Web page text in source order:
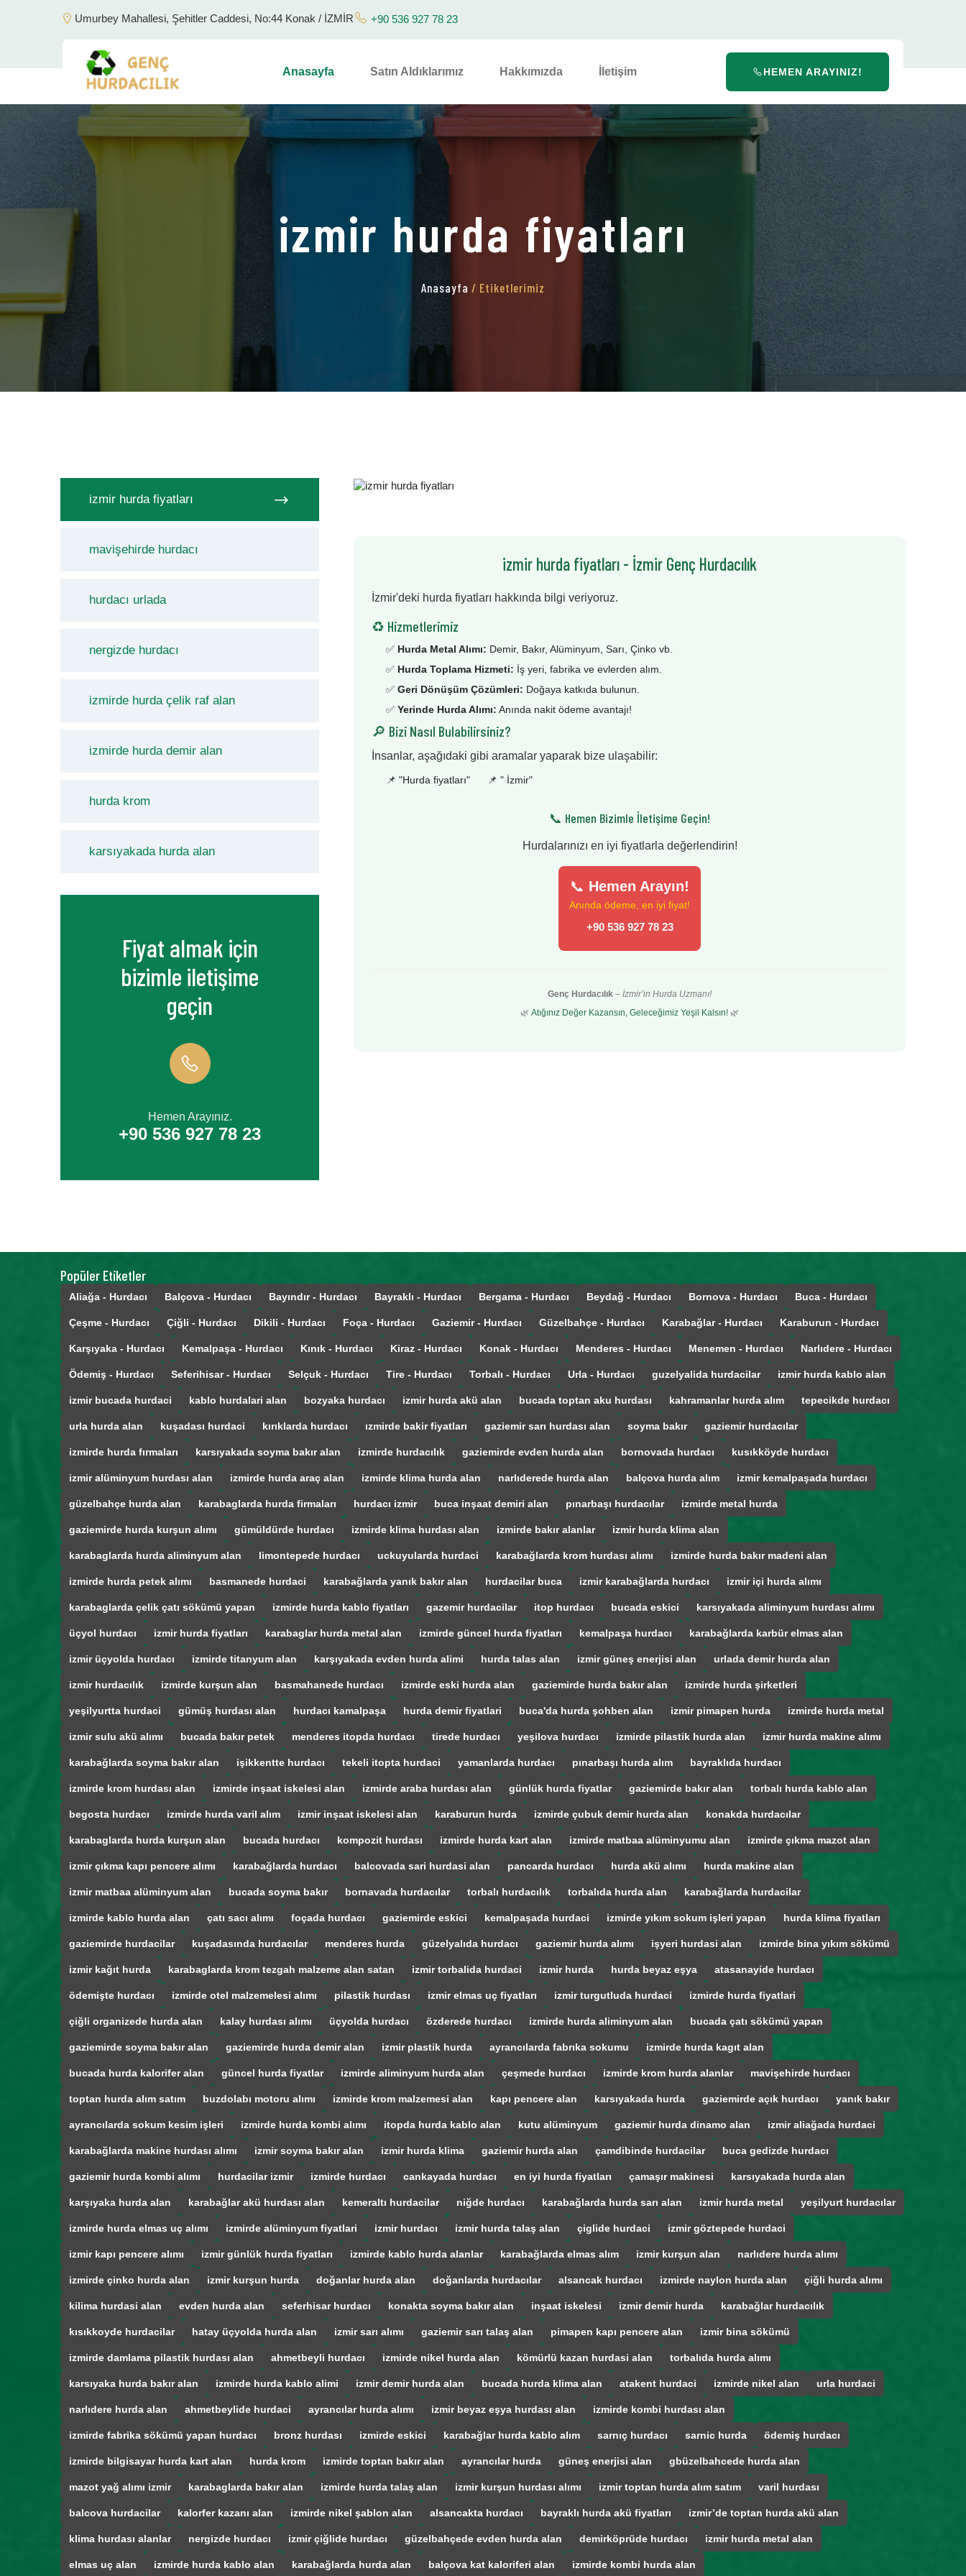
Umurbey Mahallesi, Şehitler Caddesi, No:44 Konak / İZMİR +90 536 927 78 23
Anasayfa Satın Aldıklarımız Hakkımızda İletişim HEMEN ARAYINIZ!
izmir hurda fiyatları
Anasayfa / Etiketlerimiz
izmir hurda fiyatları
mavişehirde hurdacı
hurdacı urlada
nergizde hurdacı
izmirde hurda çelik raf alan
izmirde hurda demir alan
hurda krom
karsıyakada hurda alan
Fiyat almak için
bizimle iletişime
geçin
Hemen Arayınız.
+90 536 927 78 23
izmir hurda fiyatları - İzmir Genç Hurdacılık
İzmir'deki hurda fiyatları hakkında bilgi veriyoruz.
♻️ Hizmetlerimiz
✅ Hurda Metal Alımı: Demir, Bakır, Alüminyum, Sarı, Çinko vb.
✅ Hurda Toplama Hizmeti: İş yeri, fabrika ve evlerden alım.
✅ Geri Dönüşüm Çözümleri: Doğaya katkıda bulunun.
✅ Yerinde Hurda Alımı: Anında nakit ödeme avantajı!
🔎 Bizi Nasıl Bulabilirsiniz?
İnsanlar, aşağıdaki gibi aramalar yaparak bize ulaşabilir:
📌 "Hurda fiyatları" 📌 " İzmir"
📞 Hemen Bizimle İletişime Geçin!
Hurdalarınızı en iyi fiyatlarla değerlendirin!
📞 Hemen Arayın!
Anında ödeme, en iyi fiyat!
+90 536 927 78 23
Genç Hurdacılık – İzmir’in Hurda Uzmanı!
🌿 Atığınız Değer Kazansın, Geleceğimiz Yeşil Kalsın! 🌿
Popüler Etiketler
Aliağa - Hurdacı Balçova - Hurdacı Bayındır - Hurdacı Bayraklı - Hurdacı Bergama - Hurdacı Beydağ - Hurdacı Bornova - Hurdacı Buca - Hurdacı
Çeşme - Hurdacı Çiğli - Hurdacı Dikili - Hurdacı Foça - Hurdacı Gaziemir - Hurdacı Güzelbahçe - Hurdacı Karabağlar - Hurdacı Karaburun - Hurdacı
Karşıyaka - Hurdacı Kemalpaşa - Hurdacı Kınık - Hurdacı Kiraz - Hurdacı Konak - Hurdacı Menderes - Hurdacı Menemen - Hurdacı Narlıdere - Hurdacı
Ödemiş - Hurdacı Seferihisar - Hurdacı Selçuk - Hurdacı Tire - Hurdacı Torbalı - Hurdacı Urla - Hurdacı guzelyalida hurdacilar izmir hurda kablo alan
izmir bucada hurdaci kablo hurdalari alan bozyaka hurdacı izmir hurda akü alan bucada toptan aku hurdası kahramanlar hurda alım tepecikde hurdacı
urla hurda alan kuşadası hurdaci kırıklarda hurdacı ızmirde bakir fiyatları gaziemir sarı hurdası alan soyma bakır gaziemir hurdacılar
izmirde hurda fırmaları karsıyakada soyma bakır alan izmirde hurdacılık gaziemirde evden hurda alan bornovada hurdacı kusıkköyde hurdacı
izmir alüminyum hurdası alan izmirde hurda araç alan izmirde klima hurda alan narlıderede hurda alan balçova hurda alım izmir kemalpaşada hurdacı
güzelbahçe hurda alan karabaglarda hurda firmaları hurdacı izmir buca inşaat demiri alan pınarbaşı hurdacılar izmirde metal hurda
gaziemirde hurda kurşun alımı gümüldürde hurdacı izmirde klima hurdası alan izmirde bakır alanlar izmir hurda klima alan
karabaglarda hurda aliminyum alan limontepede hurdacı uckuyularda hurdaci karabağlarda krom hurdası alımı izmirde hurda bakır madeni alan
izmirde hurda petek alımı basmanede hurdaci karabağlarda yanık bakır alan hurdacilar buca izmir karabağlarda hurdacı izmir içi hurda alımı
karabaglarda çelik çatı sökümü yapan izmirde hurda kablo fiyatları gazemir hurdacilar itop hurdacı bucada eskici karsıyakada aliminyum hurdası alımı
üçyol hurdacı izmir hurda fiyatları karabaglar hurda metal alan izmirde güncel hurda fiyatları kemalpaşa hurdacı karabağlarda karbür elmas alan
izmir üçyolda hurdacı izmirde titanyum alan karşıyakada evden hurda alimi hurda talas alan izmir güneş enerjisi alan urlada demir hurda alan
izmir hurdacılık izmirde kurşun alan basmahanede hurdacı izmirde eski hurda alan gaziemirde hurda bakır alan izmirde hurda şirketleri
yeşilyurtta hurdaci gümüş hurdası alan hurdacı kamalpaşa hurda demir fiyatlari buca'da hurda şohben alan izmir pimapen hurda izmirde hurda metal
izmir sulu akü alımı bucada bakır petek menderes itopda hurdacı tirede hurdacı yeşilova hurdacı izmirde pilastik hurda alan izmir hurda makine alımı
karabağlarda soyma bakır alan işikkentte hurdacı tekeli itopta hurdaci yamanlarda hurdacı pınarbaşı hurda alım bayraklıda hurdacı
izmirde krom hurdası alan izmirde inşaat iskelesi alan izmirde araba hurdası alan günlük hurda fiyatlar gaziemirde bakır alan torbalı hurda kablo alan
begosta hurdacı izmirde hurda varil alım izmir inşaat iskelesi alan karaburun hurda izmirde çubuk demir hurda alan konakda hurdacılar
karabaglarda hurda kurşun alan bucada hurdacı kompozit hurdası izmirde hurda kart alan izmirde matbaa alüminyumu alan izmirde çıkma mazot alan
izmir çıkma kapı pencere alımı karabağlarda hurdacı balcovada sari hurdasi alan pancarda hurdacı hurda akü alımı hurda makine alan
izmir matbaa alüminyum alan bucada soyma bakır bornavada hurdacılar torbalı hurdacılık torbalıda hurda alan karabağlarda hurdacilar
izmirde kablo hurda alan çatı sacı alımı foçada hurdacı gaziemirde eskici kemalpaşada hurdaci izmirde yıkım sokum işleri yapan hurda klima fiyatları
gaziemirde hurdacilar kuşadasında hurdacılar menderes hurda güzelyalıda hurdacı gaziemir hurda alımı işyeri hurdasi alan izmirde bina yıkım sökümü
izmir kağıt hurda karabaglarda krom tezgah malzeme alan satan izmir torbalida hurdaci izmir hurda hurda beyaz eşya atasanayide hurdacı
ödemişte hurdacı izmirde otel malzemelesi alımı pilastik hurdası izmir elmas uç fiyatları izmir turgutluda hurdaci izmirde hurda fiyatlari
çiğli organizede hurda alan kalay hurdası alımı üçyolda hurdacı özderede hurdacı izmirde hurda aliminyum alan bucada çatı sökümü yapan
gaziemirde soyma bakır alan gaziemirde hurda demir alan izmir plastik hurda ayrancılarda fabrıka sokumu izmirde hurda kagıt alan
bucada hurda kalorifer alan güncel hurda fiyatlar izmirde aliminyum hurda alan çeşmede hurdacı izmirde krom hurda alanlar mavişehirde hurdacı
toptan hurda alım satım buzdolabı motoru alımı izmirde krom malzemesi alan kapı pencere alan karsıyakada hurda gaziemirde açık hurdacı yanık bakır
ayrancılarda sokum kesim işleri izmirde hurda kombi alımı itopda hurda kablo alan kutu alüminyum gaziemir hurda dinamo alan izmir aliağada hurdaci
karabağlarda makine hurdası alımı izmir soyma bakır alan izmir hurda klima gaziemir hurda alan çamdibinde hurdacilar buca gedizde hurdacı
gaziemir hurda kombi alımı hurdacilar izmir izmirde hurdacı cankayada hurdacı en iyi hurda fiyatları çamaşır makinesi karsıyakada hurda alan
karşıyaka hurda alan karabağlar akü hurdası alan kemeraltı hurdacilar niğde hurdacı karabağlarda hurda sarı alan izmir hurda metal yeşilyurt hurdacılar
izmirde hurda elmas uç alımı izmirde alüminyum fiyatlari izmir hurdacı izmir hurda talaş alan çiglide hurdaci izmir göztepede hurdaci
izmir kapı pencere alımı izmir günlük hurda fiyatları izmirde kablo hurda alanlar karabağlarda elmas alım izmir kurşun alan narlıdere hurda alımı
izmirde çinko hurda alan izmir kurşun hurda doğanlar hurda alan doğanlarda hurdacılar alsancak hurdacı izmirde naylon hurda alan çiğli hurda alımı
kilima hurdasi alan evden hurda alan seferhisar hurdacı konakta soyma bakır alan inşaat iskelesi izmir demir hurda karabağlar hurdacılık
kısıkkoyde hurdacilar hatay üçyolda hurda alan izmir sarı alımı gaziemir sarı talaş alan pimapen kapı pencere alan izmir bina sökümü
izmirde damlama pilastik hurdası alan ahmetbeyli hurdacı izmirde nikel hurda alan kömürlü kazan hurdasi alan torbalıda hurda alımı
karsıyaka hurda bakır alan izmirde hurda kablo alimi izmir demir hurda alan bucada hurda klima alan atakent hurdaci izmirde nikel alan urla hurdaci
narlıdere hurda alan ahmetbeylide hurdaci ayrancılar hurda alımı izmir beyaz eşya hurdası alan izmirde kombi hurdası alan
izmirde fabrika sökümü yapan hurdacı bronz hurdası izmirde eskici karabağlar hurda kablo alım sarnıç hurdacı sarnic hurda ödemiş hurdacı
izmirde bilgisayar hurda kart alan hurda krom izmirde toptan bakır alan ayrancılar hurda güneş enerjisi alan gbüzelbahcede hurda alan
mazot yağ alımı izmir karabaglarda bakır alan izmirde hurda talaş alan izmir kurşun hurdası alımı izmir toptan hurda alım satım varil hurdası
balcova hurdacilar kalorfer kazanı alan izmirde nikel şablon alan alsancakta hurdacı bayraklı hurda akü fiyatları izmir’de toptan hurda akü alan
klima hurdası alanlar nergizde hurdacı izmir çiğlide hurdacı güzelbahçede evden hurda alan demirköprüde hurdacı izmir hurda metal alan
elmas uç alan izmirde hurda kablo alan karabağlarda hurda alan balçova kat kaloriferi alan izmirde kombi hurda alan